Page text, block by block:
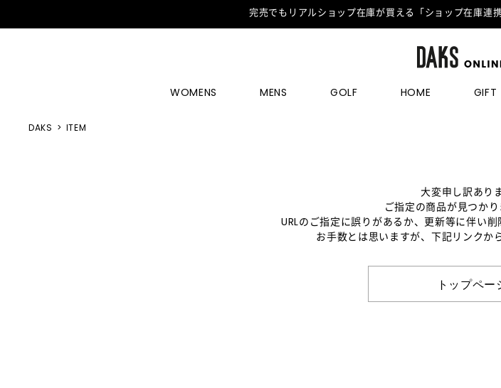
完売でもリアルショップ在庫が買える「ショップ在庫連
WOMENS MENS GOLF HOME GIFT
DAKS ITEM
大変申し訳あり
ご指定の商品が見つかり
URLのご指定に誤りがあるか、更新等に伴い
お手数とは思いますが、下記リンクか
トップペー